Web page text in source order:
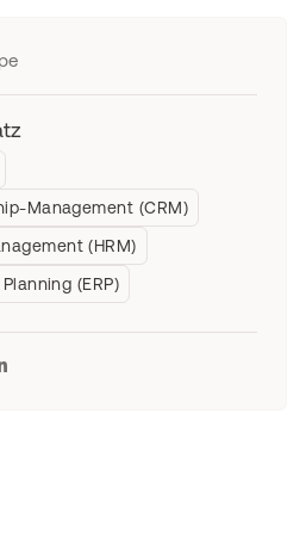
Management (CRM)
(HRM)
(ERP)